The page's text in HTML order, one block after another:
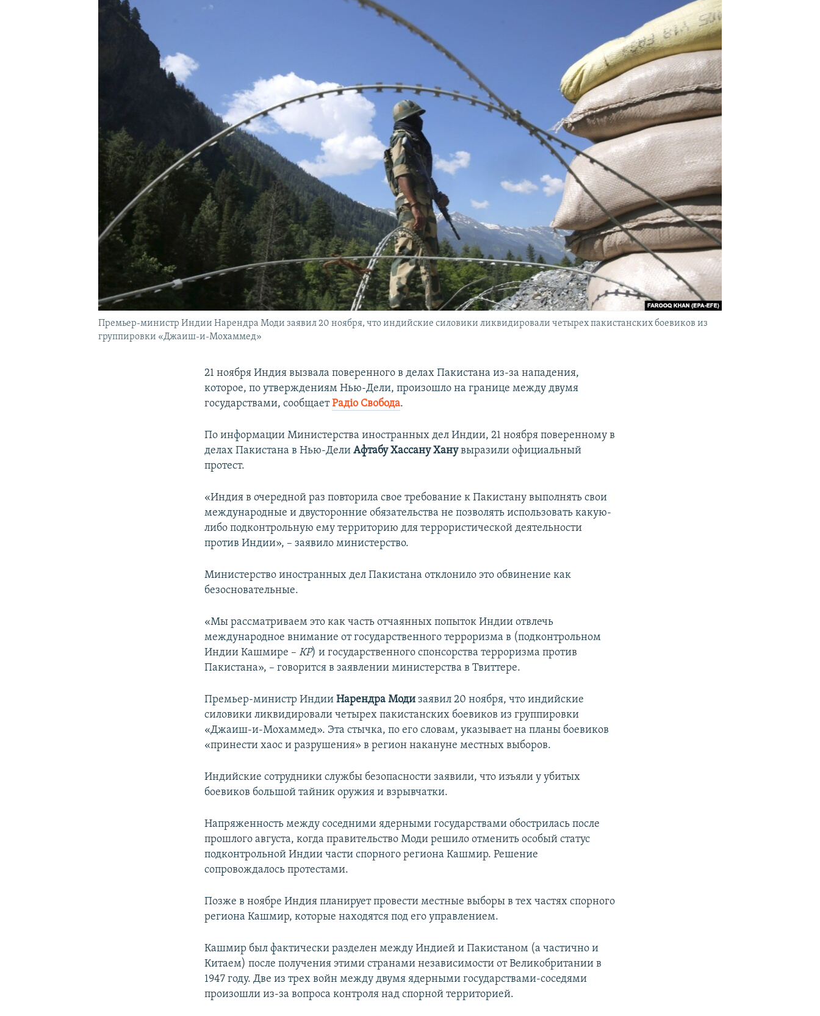
Премьер-министр Индии Нарендра Моди заявил 20 ноября, что индийские силовики ликвидировали четырех пакистанских боевиков из
группировки «Джаиш-и-Мохаммед»
21 ноября Индия вызвала поверенного в делах Пакистана из-за нападения,
которое, по утверждениям Нью-Дели, произошло на границе между двумя
государствами, сообщаетРадіо Свобода.
По информации Министерства иностранных дел Индии, 21 ноября поверенному в
делах Пакистана в Нью-ДелиАфтабу Хассану Ханувыразили официальный
протест.
«Индия в очередной раз повторила свое требование к Пакистану выполнять свои
международные и двусторонние обязательства не позволять использовать какую-
либо подконтрольную ему территорию для террористической деятельности
против Индии», – заявило министерство.
Министерство иностранных дел Пакистана отклонило это обвинение как
безосновательные.
«Мы рассматриваем это как часть отчаянных попыток Индии отвлечь
международное внимание от государственного терроризма в (подконтрольном
Индии Кашмире –КР) и государственного спонсорства терроризма против
Пакистана», – говорится в заявлении министерства в Твиттере.
Премьер-министр ИндииНарендра Моди заявил 20 ноября, что индийские
силовики ликвидировали четырех пакистанских боевиков из группировки
«Джаиш-и-Мохаммед». Эта стычка, по его словам, указывает на планы боевиков
«принести хаос и разрушения» в регион накануне местных выборов.
Индийские сотрудники службы безопасности заявили, что изъяли у убитых
боевиков большой тайник оружия и взрывчатки.
Напряженность между соседними ядерными государствами обострилась после
прошлого августа, когда правительство Моди решило отменить особый статус
подконтрольной Индии части спорного региона Кашмир. Решение
сопровождалось протестами.
Позже в ноябре Индия планирует провести местные выборы в тех частях спорного
региона Кашмир, которые находятся под его управлением.
Кашмир был фактически разделен между Индией и Пакистаном (а частично и
Китаем) после получения этими странами независимости от Великобритании в
1947 году. Две из трех войн между двумя ядерными государствами-соседями
произошли из-за вопроса контроля над спорной территорией.